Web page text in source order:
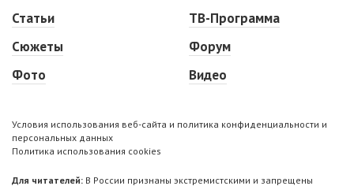
Статьи
Сюжеты
Фото
ТВ-Программа
Форум
Видео
Условия использования веб-сайта и политика конфиденциальности и
персональных данных
Политика использования cookies
Для читателей: В России признаны экстремистскими и запрещены